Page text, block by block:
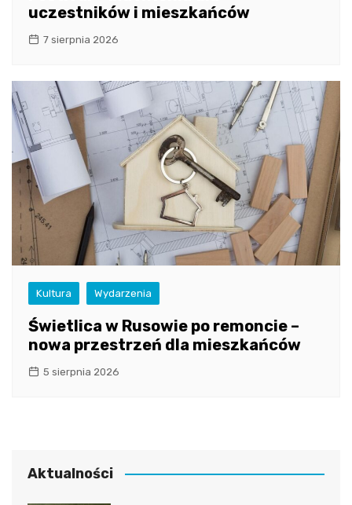
uczestników i mieszkańców
7 sierpnia 2026
Kultura Wydarzenia
Świetlica w Rusowie po remoncie –
nowa przestrzeń dla mieszkańców
5 sierpnia 2026
Aktualności